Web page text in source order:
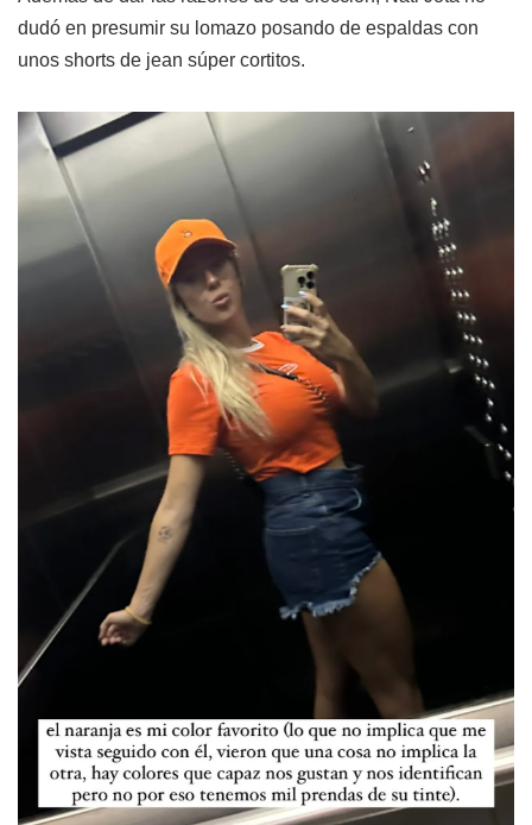
dudó en presumir su lomazo posando de espaldas con
unos shorts de jean súper cortitos.